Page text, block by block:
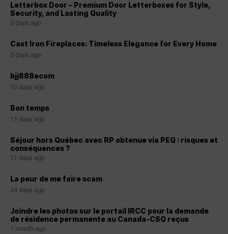
Letterbox Door – Premium Door Letterboxes for Style,
Security, and Lasting Quality
3 days ago
Cast Iron Fireplaces: Timeless Elegance for Every Home
5 days ago
bjj888ecom
10 days ago
Bon temps
11 days ago
Séjour hors Québec avec RP obtenue via PEQ : risques et
conséquences ?
11 days ago
La peur de me faire scam
24 days ago
Joindre les photos sur le portail IRCC pour la demande
de résidence permanente au Canada-CSQ reçus
1 month ago